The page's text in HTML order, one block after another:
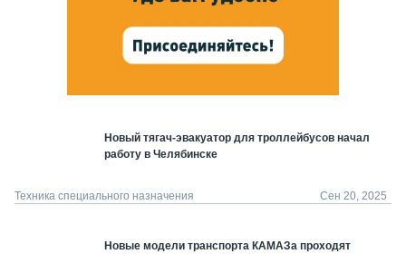
Новый тягач-эвакуатор для троллейбусов начал
работу в Челябинске
Техника специального назначения Сен 20, 2025
Новые модели транспорта КАМАЗа проходят